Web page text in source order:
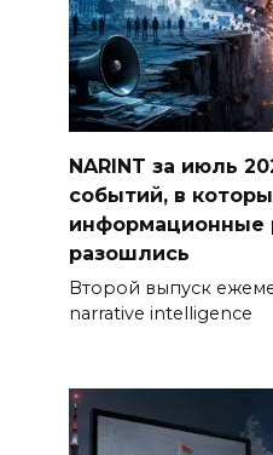
NARINT за июль
событий, в
информационные
разошлись
Второй выпуск
narrative intelligence